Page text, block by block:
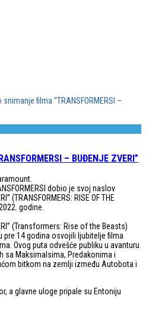
filma “TRANSFORMERSI –
– BUĐENJE ZVERI”
dobio je svoj naslov
(TRANSFORMERS: RISE OF THE
godine.
(Transformers: Rise of the Beasts)
pre 14 godina osvojili ljubitelje filma
Ovog puta odvešće publiku u avanturu
sa Maksimalsima, Predakonima i
bitkom na zemlji između Autobota i
a glavne uloge pripale su Entoniju